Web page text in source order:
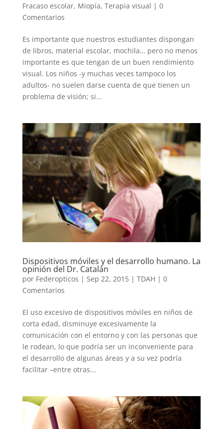
Fracaso escolar, Miopía, Terapia visual | 0
Comentarios
Es importante que nuestros estudiantes dispongan
de libros, material escolar, mochila… pero no menos
importante es que tengan de un buen rendimiento
visual. Los niños -y muchas veces tampoco los
adultos- no suelen darse cuenta de que tienen un
problema de visión; si...
Dispositivos móviles y el desarrollo humano. La
opinión del Dr. Catalán
por Federopticos | Sep 22, 2015| TDAH | 0
Comentarios
El uso excesivo de dispositivos móviles en niños de
corta edad, disminuye excesivamente la
comunicación con el entorno y con las personas que
le rodean, lo que podría ser un inconveniente para
el desarrollo de algunas áreas y a su vez podría
facilitar –entre otras...